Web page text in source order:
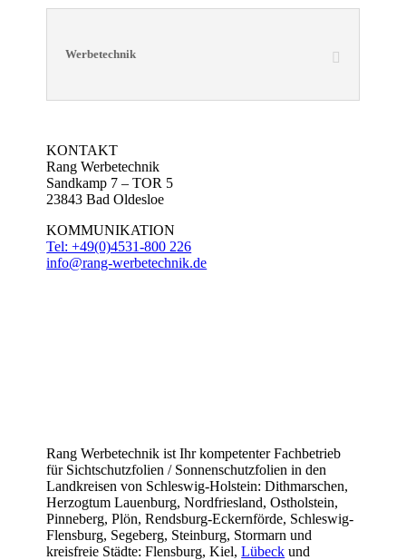
Werbetechnik
KONTAKT
Rang Werbetechnik
Sandkamp 7 – TOR 5
23843 Bad Oldesloe
KOMMUNIKATION
Tel: +49(0)4531-800 226
info@rang-werbetechnik.de
Rang Werbetechnik ist Ihr kompetenter Fachbetrieb
für Sichtschutzfolien / Sonnenschutzfolien in den
Landkreisen von Schleswig-Holstein: Dithmarschen,
Herzogtum Lauenburg, Nordfriesland, Ostholstein,
Pinneberg, Plön, Rendsburg-Eckernförde, Schleswig-
Flensburg, Segeberg, Steinburg, Stormarn und
kreisfreie Städte: Flensburg, Kiel,Lübeck und